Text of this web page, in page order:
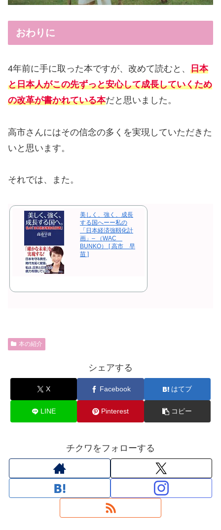
おわりに
4年前に手に取った本ですが、改めて読むと、 日本
と日本人がこの先ずっと安心して成長していくため
の改革が書かれている本だと思いました。
高市さんにはその信念の多くを実現していただきた
いと思います。
それでは、また。
美しく、強く、成長
する国へーー私の
「日本経済強靱化計
画」– （WAC
BUNKO） [ 高市 早
苗 ]
本の紹介
シェアする
X Facebook はてブ
LINE Pinterest コピー
チクワをフォローする